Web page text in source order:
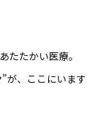
たたかい医療。
”が、ここにいます